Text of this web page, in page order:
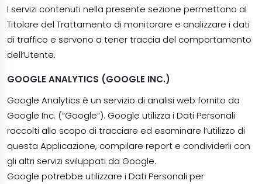
I servizi contenuti nella presente sezione permettono al
Titolare del Trattamento di monitorare e analizzare i dati
di traffico e servono a tener traccia del comportamento
dell’Utente.
GOOGLE ANALYTICS (GOOGLE INC.)
Google Analytics è un servizio di analisi web fornito da
Google Inc. (“Google”). Google utilizza i Dati Personali
raccolti allo scopo di tracciare ed esaminare l’utilizzo di
questa Applicazione, compilare report e condividerli con
gli altri servizi sviluppati da Google.
Google potrebbe utilizzare i Dati Personali per